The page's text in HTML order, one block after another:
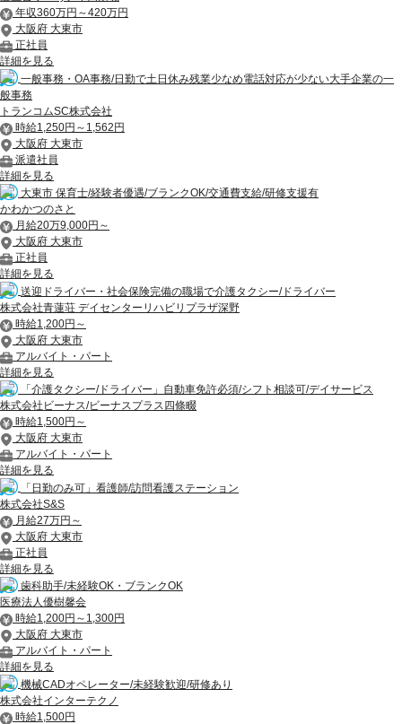
年収360万円～420万円
大阪府 大東市
正社員
詳細を見る
一般事務・OA事務/日勤で土日休み残業少なめ電話対応が少ない大手企業の一
般事務
トランコムSC株式会社
時給1,250円～1,562円
大阪府 大東市
派遣社員
詳細を見る
大東市 保育士/経験者優遇/ブランクOK/交通費支給/研修支援有
かわかつのさと
月給20万9,000円～
大阪府 大東市
正社員
詳細を見る
送迎ドライバー・社会保険完備の職場で介護タクシー/ドライバー
株式会社青蓮荘 デイセンターリハビリプラザ深野
時給1,200円～
大阪府 大東市
アルバイト・パート
詳細を見る
「介護タクシー/ドライバー」自動車免許必須/シフト相談可/デイサービス
株式会社ビーナス/ビーナスプラス四條畷
時給1,500円～
大阪府 大東市
アルバイト・パート
詳細を見る
「日勤のみ可」看護師/訪問看護ステーション
株式会社S&S
月給27万円～
大阪府 大東市
正社員
詳細を見る
歯科助手/未経験OK・ブランクOK
医療法人優樹馨会
時給1,200円～1,300円
大阪府 大東市
アルバイト・パート
詳細を見る
機械CADオペレーター/未経験歓迎/研修あり
株式会社インターテクノ
時給1,500円